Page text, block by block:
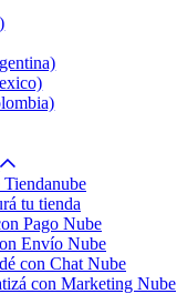
tu tienda
Pago Nube
Envío Nube
con Chat Nube
con Marketing Nube